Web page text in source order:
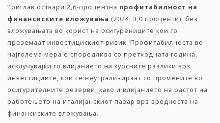
Триглав оствари 2,6-процентна профитабилност на
финансиските вложувања (2024: 3,0 проценти), без
вложувањата во корист на осигурениците кои го
преземаат инвестицискиот ризик. Профитабилноста во
најголема мера е споредлива со претходната година,
исклучувајќи го влијанието на курсните разлики врз
инвестициите, кои се неутрализираат со промените во
осигурителните резерви, како и влијанието на растот на
работењето на италијанскиот пазар врз вредноста на
финансиските вложувања.